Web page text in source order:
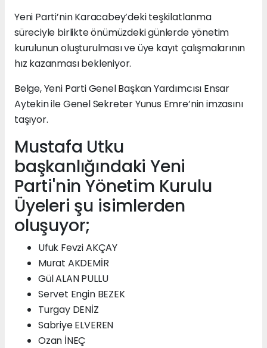
Yeni Parti’nin Karacabey’deki teşkilatlanma
süreciyle birlikte önümüzdeki günlerde yönetim
kurulunun oluşturulması ve üye kayıt çalışmalarının
hız kazanması bekleniyor.
Belge, Yeni Parti Genel Başkan Yardımcısı Ensar
Aytekin ile Genel Sekreter Yunus Emre’nin imzasını
taşıyor.
Mustafa Utku
başkanlığındaki Yeni
Parti'nin Yönetim Kurulu
Üyeleri şu isimlerden
oluşuyor;
Ufuk Fevzi AKÇAY
Murat AKDEMİR
Gül ALAN PULLU
Servet Engin BEZEK
Turgay DENİZ
Sabriye ELVEREN
Ozan İNEÇ